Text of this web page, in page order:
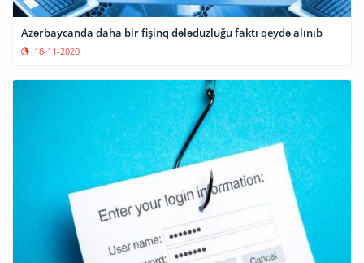
Azərbaycanda daha bir fişinq dələduzluğu faktı qeydə alınıb
18-11-2020